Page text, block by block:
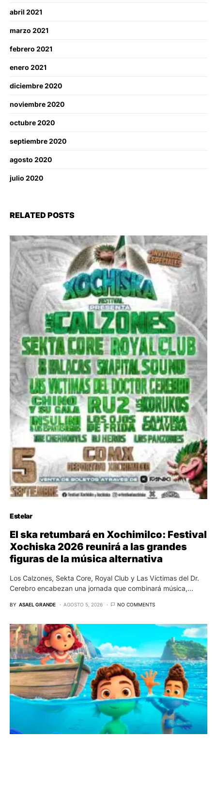
abril 2021
marzo 2021
febrero 2021
enero 2021
diciembre 2020
noviembre 2020
octubre 2020
septiembre 2020
agosto 2020
julio 2020
RELATED POSTS
Estelar
El ska retumbará en Xochimilco: Festival
Xochiska 2026 reunirá a las grandes
figuras de la música alternativa
Los Calzones, Sekta Core, Royal Club y Las Víctimas del Dr.
Cerebro encabezan una jornada que combinará música,…
BY ASAEL GRANDE AGOSTO 5, 2026 NO COMMENTS